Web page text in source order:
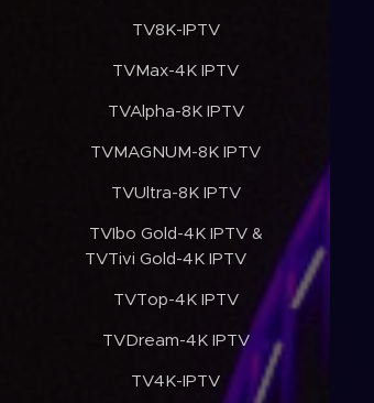
✔️TV8K-IPTV
✔️TVMax-4K IPTV
✔️TVAlpha-8K IPTV
✔️TVMAGNUM-8K IPTV
✔️TVUltra-8K IPTV
✔️TVIbo Gold-4K IPTV &
TVTivi Gold-4K IPTV
✔️TVTop-4K IPTV
✔️TVDream-4K IPTV
✔️TV4K-IPTV